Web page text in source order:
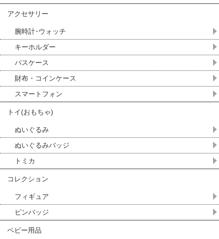
アクセサリー
腕時計･ウォッチ
キーホルダー
パスケース
財布・コインケース
スマートフォン
トイ(おもちゃ)
ぬいぐるみ
ぬいぐるみバッジ
トミカ
コレクション
フィギュア
ピンバッジ
ベビー用品